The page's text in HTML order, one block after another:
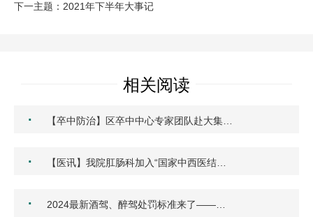
下一主题：2021年下半年大事记
相关阅读
· 【卒中防治】区卒中中心专家团队赴大集…
· 【医讯】我院肛肠科加入“国家中西医结…
· 2024最新酒驾、醉驾处罚标准来了——…